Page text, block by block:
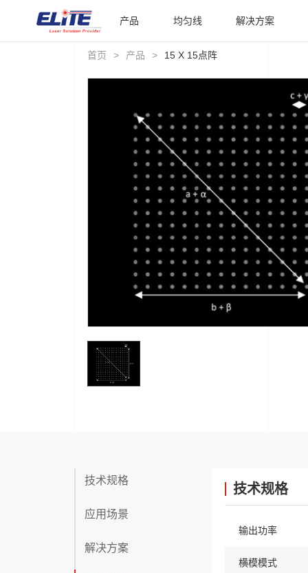
产品 均匀线 解决方案
首页 > 产品 > 15 X 15点阵
技术规格
应用场景
解决方案
技术规格
输出功率
横模模式